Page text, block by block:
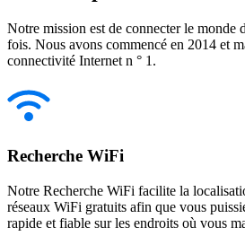
Notre mission est de connecter le monde
fois. Nous avons commencé en 2014 et
connectivité Internet n ° 1.
Recherche WiFi
Notre Recherche WiFi facilite la
réseaux WiFi gratuits afin que vous
rapide et fiable sur les endroits où vous